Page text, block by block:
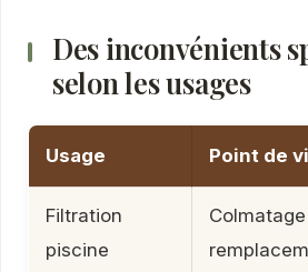
Des inconvénients
selon les usages
Usage Point de
Filtration
piscine